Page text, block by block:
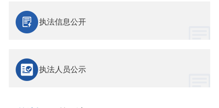
执法信息公开
执法人员公示